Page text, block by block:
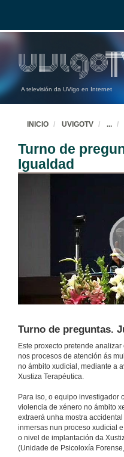
A televisión da UVigo en Internet
INICIO UVIGOTV ...
Turno de
Igualdad
Turno de preguntas.
Este proxecto pretende
nos procesos de atención ás
no ámbito xudicial, mediante a
Xustiza Terapéutica.
Para iso, o equipo investigador
violencia de xénero no ámbito
extraerá unha mostra
inmersas nun proceso xudicial
o nivel de implantación da
(Unidade de Psicoloxía
21